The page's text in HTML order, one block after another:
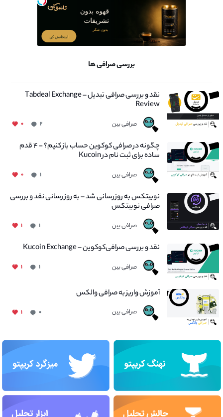
بررسی صرافی ها
نقد و بررسی صرافی تبدیل – Tabdeal Exchange
Review
صرافی بین ۲ ۰
چگونه در صرافی کوکوین حساب باز کنیم؟ - ۴ قدم
ساده برای ثبت نام در Kucoin
صرافی بین ۱ ۰
نوبیتکس به روزرسانی شد – به روز رسانی نقد و بررسی
صرافی نوبیتکس
صرافی بین ۱ ۱
نقد و بررسی صرافی‌کوکوین – Kucoin Exchange
صرافی بین ۱ ۱
آموزش واریز به صرافی والکس
صرافی بین ۰ ۱